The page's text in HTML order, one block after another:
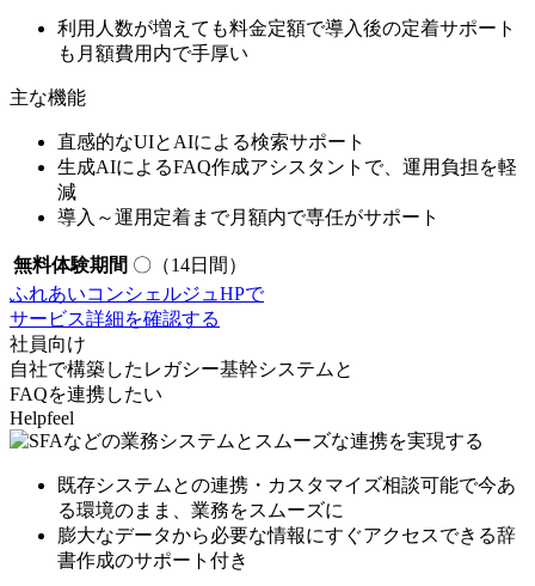
利用人数が増えても料金定額で導入後の定着サポート
も月額費用内で手厚い
主な機能
直感的なUIとAIによる検索サポート
生成AIによるFAQ作成アシスタントで、運用負担を軽
減
導入～運用定着まで月額内で専任がサポート
無料体験期間 〇（14日間）
ふれあいコンシェルジュHPで
サービス詳細を確認する
社員向け
自社で構築したレガシー基幹システムと
FAQを連携したい
Helpfeel
既存システムとの連携・カスタマイズ相談可能で今あ
る環境のまま
、業務をスムーズに
膨大なデータから必要な情報にすぐアクセスできる辞
書作成のサポート付き